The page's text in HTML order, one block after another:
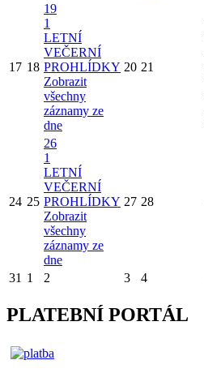
17 18
19
1
LETNÍ
VEČERNÍ
PROHLÍDKY
Zobrazit
všechny
záznamy ze
dne
20 21
24 25
26
1
LETNÍ
VEČERNÍ
PROHLÍDKY
Zobrazit
všechny
záznamy ze
dne
27 28
31 1 2 3 4
PLATEBNÍ PORTÁL